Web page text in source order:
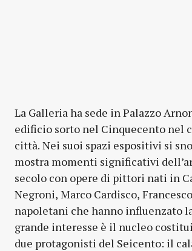
La Galleria ha sede in Palazzo
edificio sorto nel Cinquecento nel
città. Nei suoi spazi espositivi si
mostra momenti significativi
secolo con opere di pittori nati in
Negroni, Marco Cardisco,
napoletani che hanno influenzato
grande interesse è il nucleo
due protagonisti del Seicento: il
“La risata”, esposta nel Museum of
York. Grazie a donazioni e
museo include sculture di
de Chirico, Emilio Greco,
Consagra, Mimmo Rotella,
espone, in comodato d’uso, la
Sanpaolo, che dalla piccola tavola
al Calvario e il Cireneo”, attribuita a
pastello “Gisella” di Umberto